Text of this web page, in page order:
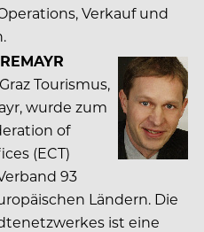
Verkauf und
Tourismus,
wurde zum
of
(ECT)
93
Ländern. Die
ist eine